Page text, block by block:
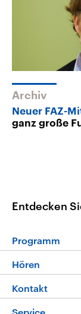
Archiv
Neuer FAZ-
ganz große
Entdecken
Programm
Programm
Die
Hören
Kontakt